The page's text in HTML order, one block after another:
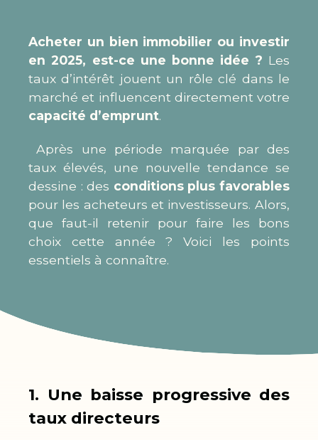
Acheter un bien immobilier ou investir
en 2025, est-ce une bonne idée ? Les
taux d’intérêt jouent un rôle clé dans le
marché et influencent directement votre
capacité d’emprunt.
Après une période marquée par des
taux élevés, une nouvelle tendance se
dessine : des conditions plus favorables
pour les acheteurs et investisseurs. Alors,
que faut-il retenir pour faire les bons
choix cette année ? Voici les points
essentiels à connaître.
1. Une baisse progressive des
taux directeurs